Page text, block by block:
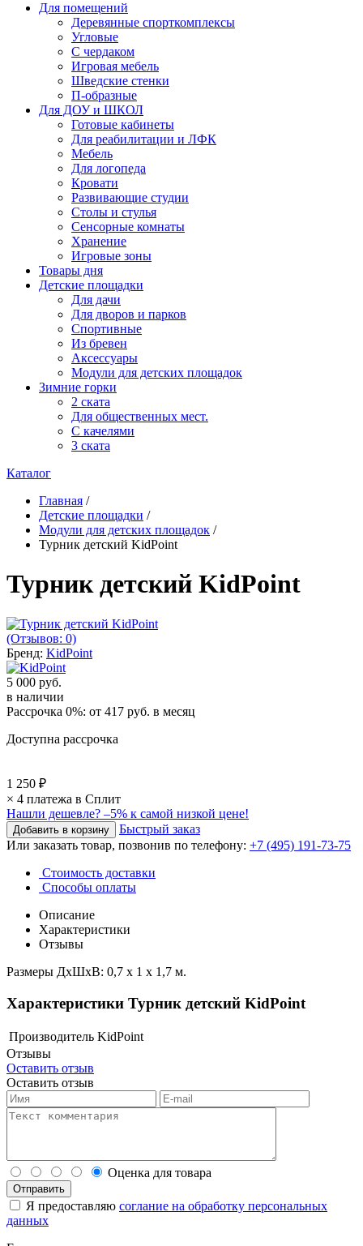
Для помещений
Деревянные спорткомплексы
Угловые
С чердаком
Игровая мебель
Шведские стенки
П-образные
Для ДОУ и ШКОЛ
Готовые кабинеты
Для реабилитации и ЛФК
Мебель
Для логопеда
Кровати
Развивающие студии
Столы и стулья
Сенсорные комнаты
Хранение
Игровые зоны
Товары дня
Детские площадки
Для дачи
Для дворов и парков
Спортивные
Из бревен
Аксессуары
Модули для детских площадок
Зимние горки
2 ската
Для общественных мест.
С качелями
3 ската
Каталог
Главная /
Детские площадки /
Модули для детских площадок /
Турник детский KidPoint
Турник детский KidPoint
(Отзывов: 0)
Бренд: KidPoint
5 000 руб.
в наличии
Рассрочка 0%: от 417 руб. в месяц
Доступна рассрочка
1 250 ₽
× 4 платежа в Сплит
Нашли дешевле? –5% к самой низкой цене!
Быстрый заказ
Или заказать товар, позвонив по телефону: +7 (495) 191-73-75
Стоимость доставки
Способы оплаты
Описание
Характеристики
Отзывы
Размеры ДхШхВ: 0,7 х 1 х 1,7 м.
Характеристики Турник детский KidPoint
Производитель KidPoint
Отзывы
Оставить отзыв
Оставить отзыв
Оценка для товара
Я предоставляю соглание на обработку персональных
данных